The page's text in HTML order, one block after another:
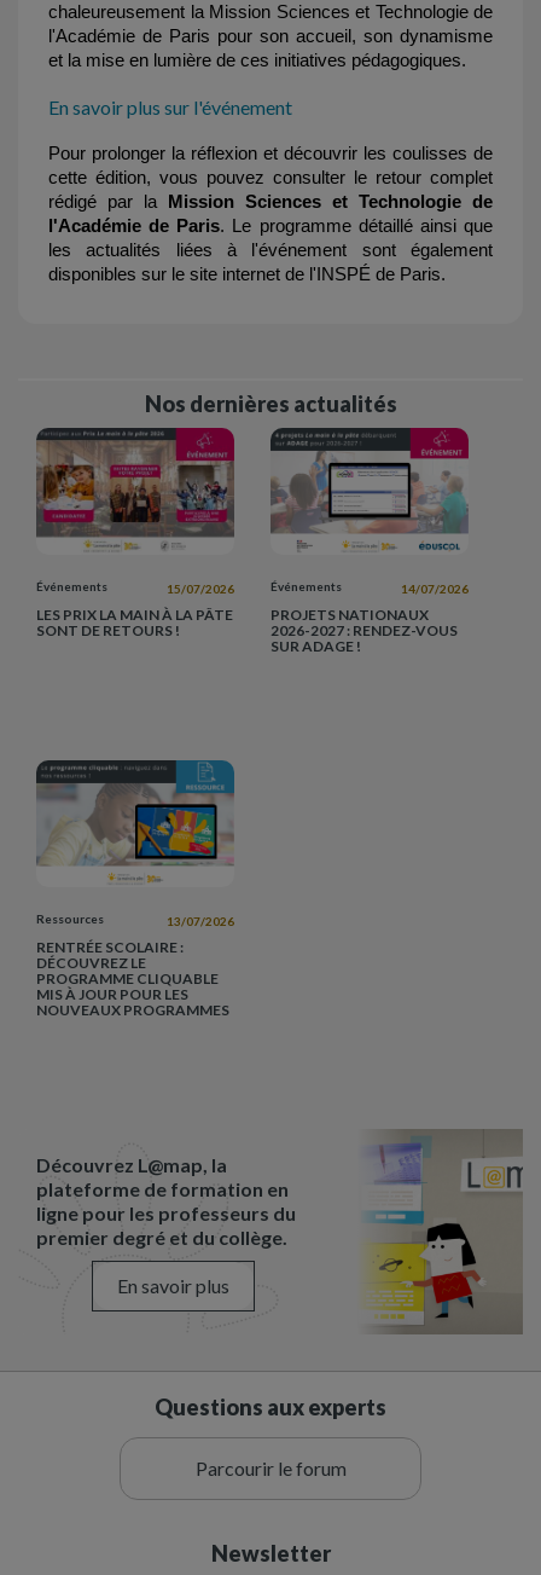
chaleureusement la Mission Sciences et Technologie de
l'Académie de Paris pour son accueil, son dynamisme
et la mise en lumière de ces initiatives pédagogiques.
En savoir plus sur l'événement
Pour prolonger la réflexion et découvrir les coulisses de
cette édition, vous pouvez consulter le retour complet
rédigé par la
Mission Sciences et Technologie de
l'Académie de Paris. Le programme détaillé ainsi que
les actualités liées à l'événement sont également
disponibles sur le site internet de l'INSPÉ de Paris.
Nos dernières actualités
Événements 15/07/2026
LES PRIX LA MAIN À LA PÂTE
SONT DE RETOURS !
Événements 14/07/2026
PROJETS NATIONAUX
2026-2027 : RENDEZ-VOUS
SUR ADAGE !
Ressources 13/07/2026
RENTRÉE SCOLAIRE :
DÉCOUVREZ LE
PROGRAMME CLIQUABLE
MIS À JOUR POUR LES
NOUVEAUX PROGRAMMES
Découvrez L@map, la
plateforme de formation en
ligne pour les professeurs du
premier degré et du collège.
En savoir plus
Questions aux experts
Parcourir le forum
Newsletter